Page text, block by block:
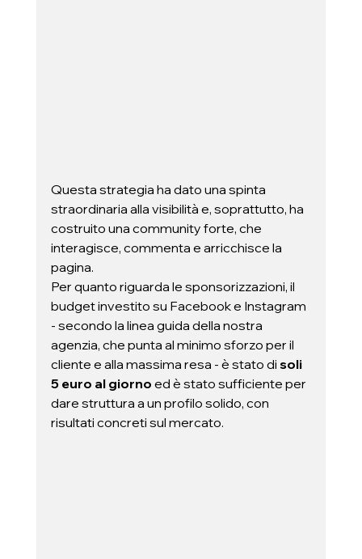
Questa strategia ha dato una spinta
straordinaria alla visibilità e, soprattutto, ha
costruito una community forte, che
interagisce, commenta e arricchisce la
pagina.
Per quanto riguarda le sponsorizzazioni, il
budget investito su Facebook e Instagram
- secondo la linea guida della nostra
agenzia, che punta al minimo sforzo per il
cliente e alla massima resa - è stato di soli
5 euro al giorno ed è stato sufficiente per
dare struttura a un profilo solido, con
risultati concreti sul mercato.